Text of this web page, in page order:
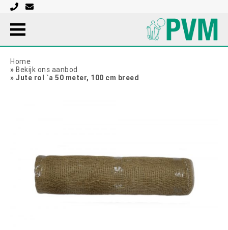
Home
» Bekijk ons aanbod
» Jute rol `a 50 meter, 100 cm breed